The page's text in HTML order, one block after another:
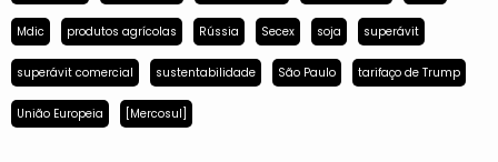
Mdic produtos agrícolas Rússia Secex soja superávit
superávit comercial sustentabilidade São Paulo tarifaço de Trump
União Europeia [Mercosul]